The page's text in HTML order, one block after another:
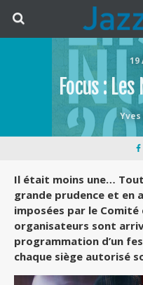
19
Focus :
Yves
Il était moins une…
grande prudence et en
imposées par le
organisateurs sont
programmation d’un
chaque siège autorisé